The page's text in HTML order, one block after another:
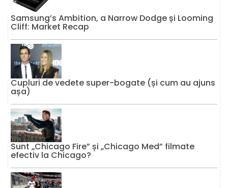
Samsung’s Ambition, a Narrow Dodge și Looming
Cliff: Market Recap
Cupluri de vedete super-bogate (și cum au ajuns
așa)
Sunt „Chicago Fire” și „Chicago Med” filmate
efectiv la Chicago?